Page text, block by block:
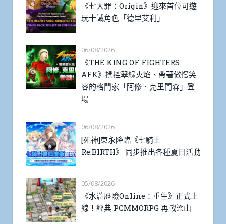
《七大罪：Origin》迎來首位可遊
玩十誡角色「德里艾利」
06/08/2026
《THE KING OF FIGHTERS
AFK》操控翠綠火焰、帶著傲慢笑
容的格鬥家「阿修．克里門森」登
場
06/08/2026
[死神]東永降臨《七騎士
Re:BIRTH》 同步推出各種夏日活動
05/08/2026
《水滸歷險Online：重生》正式上
線！經典 PCMMORPG 再戰梁山